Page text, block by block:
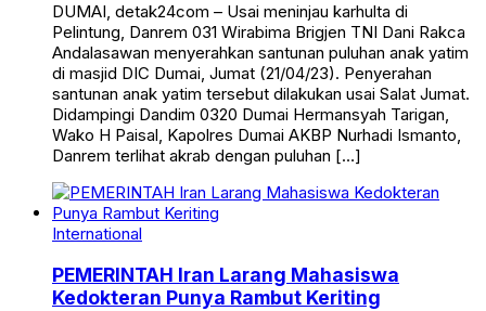
DUMAI, detak24com – Usai meninjau karhulta di
Pelintung, Danrem 031 Wirabima Brigjen TNI Dani Rakca
Andalasawan menyerahkan santunan puluhan anak yatim
di masjid DIC Dumai, Jumat (21/04/23). Penyerahan
santunan anak yatim tersebut dilakukan usai Salat Jumat.
Didampingi Dandim 0320 Dumai Hermansyah Tarigan,
Wako H Paisal, Kapolres Dumai AKBP Nurhadi Ismanto,
Danrem terlihat akrab dengan puluhan […]
International
PEMERINTAH Iran Larang Mahasiswa
Kedokteran Punya Rambut Keriting